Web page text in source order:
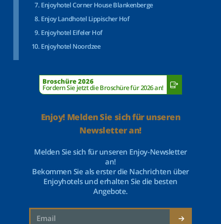
Enjoyhotel Corner House Blankenberge
Enjoy Landhotel Lippischer Hof
Enjoyhotel Eifeler Hof
Enjoyhotel Noordzee
Broschüre 2026
Fordern Sie jetzt die Broschüre für 2026 an!
Enjoy! Melden Sie sich für unseren
Newsletter an!
Melden Sie sich für unseren Enjoy-Newsletter
an!
Bekommen Sie als erster die Nachrichten über
Enjoyhotels und erhalten Sie die besten
Angebote.